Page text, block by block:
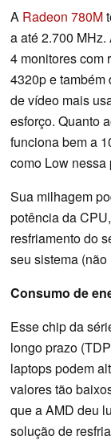
A Radeon 780M
a até 2.700
4 monitores com
4320p e
de vídeo mais
esforço. Quanto
funciona bem a
como Low nessa
Sua milhagem
potência da
resfriamento do
seu sistema
Consumo de
Esse chip da
longo prazo
laptops podem
valores tão
que a AMD deu
solução de